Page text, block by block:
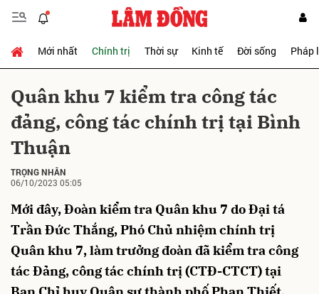
Mới nhất Chính trị Thời sự Kinh tế Đời sống Pháp
Quân khu 7 kiểm tra công tác
đảng, công tác chính trị tại Bình
Thuận
TRỌNG NHÂN
06/10/2023 05:05
Mới đây, Đoàn kiểm tra Quân khu 7 do Đại tá
Trần Đức Thắng, Phó Chủ nhiệm chính trị
Quân khu 7, làm trưởng đoàn đã kiểm tra công
tác Đảng, công tác chính trị (CTĐ-CTCT) tại
Gửi bình luận
Hủy Gửi